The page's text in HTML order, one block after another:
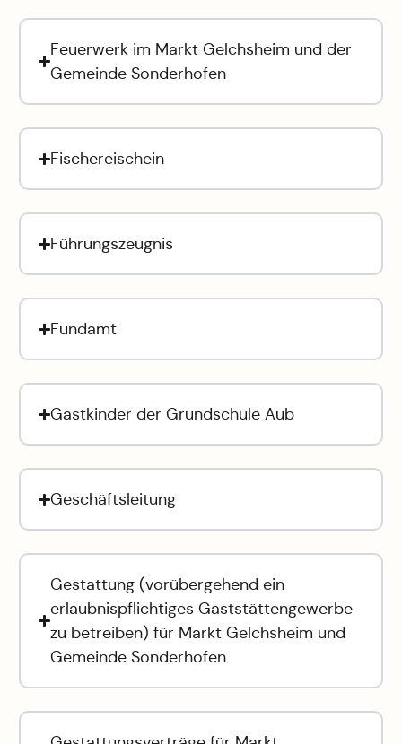
Feuerwerk im Markt Gelchsheim und der
Gemeinde Sonderhofen
Fischereischein
Führungszeugnis
Fundamt
Gastkinder der Grundschule Aub
Geschäftsleitung
Gestattung (vorübergehend ein
erlaubnispflichtiges Gaststättengewerbe
zu betreiben) für Markt Gelchsheim und
Gemeinde Sonderhofen